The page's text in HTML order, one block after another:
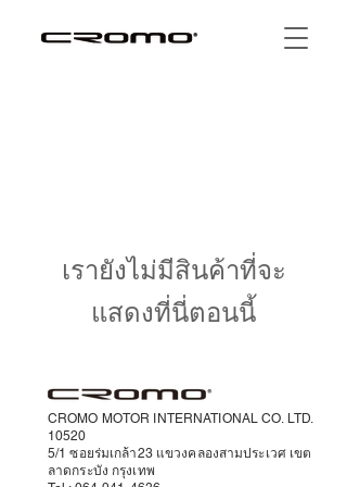
เรายังไม่มีสินค้าที่จะ
แสดงที่นี่ตอนนี้
CROMO MOTOR INTERNATIONAL CO. LTD.
10520
5/1 ซอยร่มเกล้า23 แขวงคลองสามประเวศ เขต
ลาดกระบัง กรุงเทพ